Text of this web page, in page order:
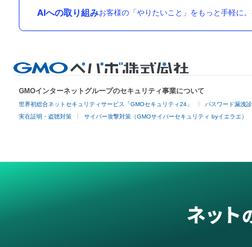
AIへの取り組みお客様の「やりたいこと」をもっと手軽に
GMOインターネットグループのセキュリティ事業について
世界初総合ネットセキュリティサービス「GMOセキュリティ24」 パスワード漏洩
実在証明・盗聴対策 サイバー攻撃対策（GMOサイバーセキュリティ byイエラエ）